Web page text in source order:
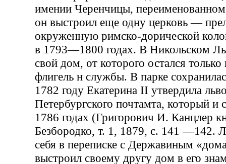
имении Черенчицы,
он выстроил еще одну церковь —
окруженную римско-дорической
в 1793—1800 годах. В Никольском
свой дом, от которого остался
флигель н службы. В парке
1782 году Екатерина II утвердила
Петербургского почтамта, который
1786 годах (Григорович И. Канцлер
Безбородко, т. 1, 1879, с. 141 —142.
себя в переписке с Державиным
выстроил своему другу дом в его